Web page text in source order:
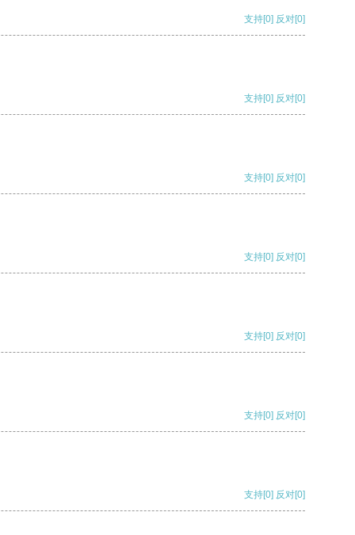
支持[0] 反对[0]
支持[0] 反对[0]
支持[0] 反对[0]
支持[0] 反对[0]
支持[0] 反对[0]
支持[0] 反对[0]
支持[0] 反对[0]